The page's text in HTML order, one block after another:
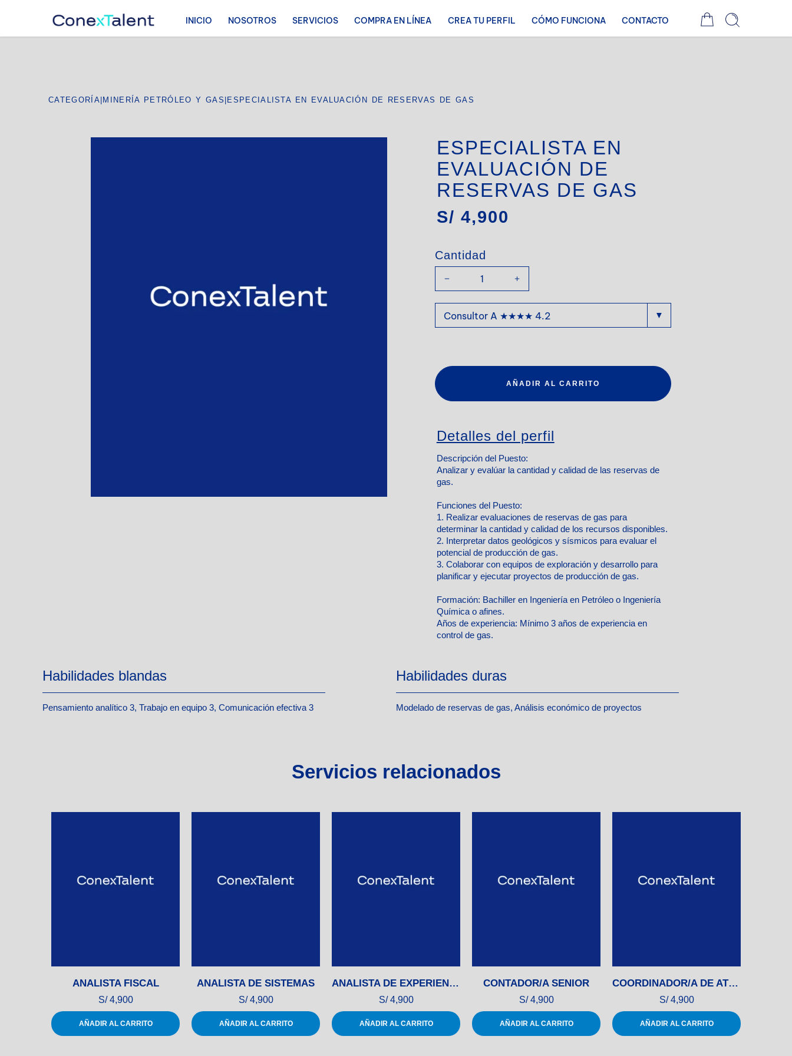
INICIO NOSOTROS SERVICIOS COMPRA EN LÍNEA CREA TU PERFIL CÓMO FUNCIONA CONTACTO
CATEGORÍA|MINERÍA PETRÓLEO Y GAS |ESPECIALISTA EN EVALUACIÓN DE RESERVAS DE GAS
ESPECIALISTA EN
EVALUACIÓN DE
RESERVAS DE GAS
S/ 4,900
Cantidad
AÑADIR AL CARRITO
Detalles del perfil
Descripción del Puesto:
Analizar y evalúar la cantidad y calidad de las reservas de
gas.
Funciones del Puesto:
1. Realizar evaluaciones de reservas de gas para
determinar la cantidad y calidad de los recursos disponibles.
2. Interpretar datos geológicos y sísmicos para evaluar el
potencial de producción de gas.
3. Colaborar con equipos de exploración y desarrollo para
planificar y ejecutar proyectos de producción de gas.
Formación: Bachiller en Ingeniería en Petróleo o Ingeniería
Química o afines.
Años de experiencia: Mínimo 3 años de experiencia en
control de gas.
Habilidades blandas
Pensamiento analítico 3, Trabajo en equipo 3, Comunicación efectiva 3
Habilidades duras
Modelado de reservas de gas, Análisis económico de proyectos
Servicios relacionados
ANALISTA FISCAL
S/4,900
AÑADIR AL CARRITO
ANALISTA DE SISTEMAS
S/4,900
AÑADIR AL CARRITO
ANALISTA DE EXPERIENCIA DEL CLIENTE
S/4,900
AÑADIR AL CARRITO
CONTADOR/A SENIOR
S/4,900
AÑADIR AL CARRITO
COORDINADOR/A DE ATENCIÓN AL CLIENTE
S/4,900
AÑADIR AL CARRITO